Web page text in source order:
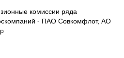
комиссии ряда
- ПАО Совкомфлот, АО